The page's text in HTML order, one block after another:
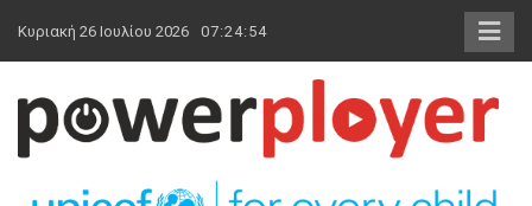
content
Κυριακή 26 Ιουλίου 2026 07:24:55
powerplayer.gr